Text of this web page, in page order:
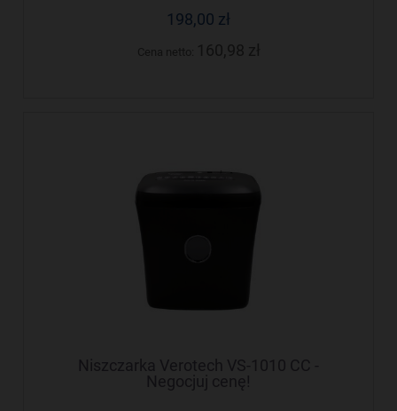
198,00 zł
Niszczarka Verotech VS-1010 CC -
Negocjuj cenę!